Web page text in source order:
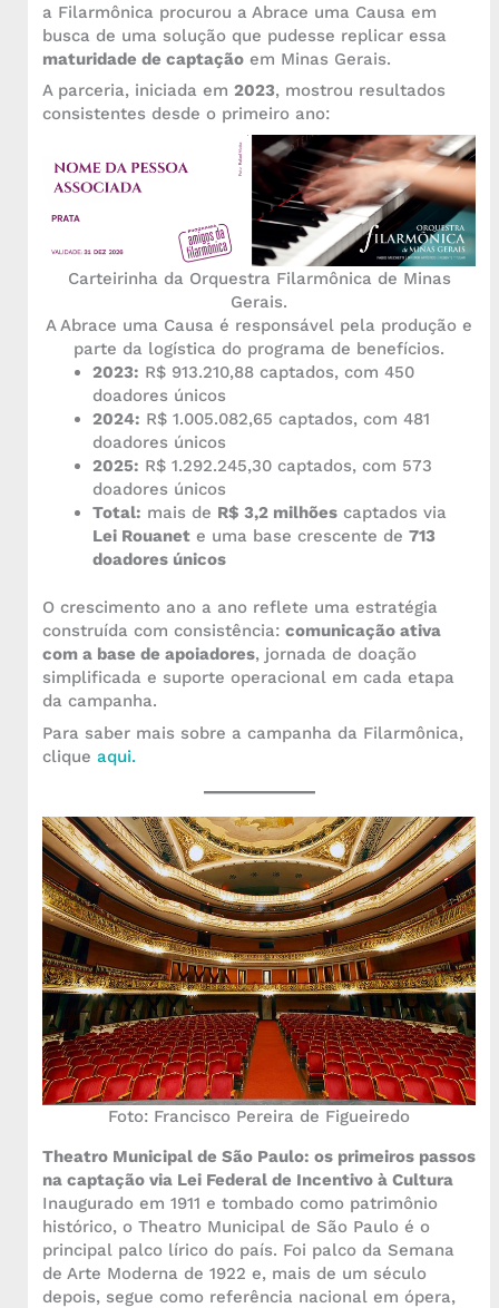
a Filarmônica procurou a Abrace uma Causa em
busca de uma solução que pudesse replicar essa
maturidade de captaçãoem Minas Gerais.
A parceria, iniciada em 2023, mostrou resultados
consistentes desde o primeiro ano:
Carteirinha da Orquestra Filarmônica de Minas
Gerais.
A Abrace uma Causa é responsável pela produção e
parte da logística do programa de benefícios.
2023: R$ 913.210,88 captados, com 450
doadores únicos
2024: R$ 1.005.082,65 captados, com 481
doadores únicos
2025: R$ 1.292.245,30 captados, com 573
doadores únicos
Total: mais de R$ 3,2 milhõescaptados via
Lei Rouanete uma base crescente de 713
doadores únicos
O crescimento ano a ano reflete uma estratégia
construída com consistência: comunicação ativa
com a base de apoiadores, jornada de doação
simplificada e suporte operacional em cada etapa
da campanha.
Para saber mais sobre a campanha da Filarmônica,
clique aqui.
Foto: Francisco Pereira de Figueiredo
Theatro Municipal de São Paulo: os primeiros passos
na captação via Lei Federal de Incentivo à Cultura
Inaugurado em 1911 e tombado como patrimônio
histórico, o Theatro Municipal de São Paulo é o
principal palco lírico do país. Foi palco da Semana
de Arte Moderna de 1922 e, mais de um século
depois, segue como referência nacional em ópera,